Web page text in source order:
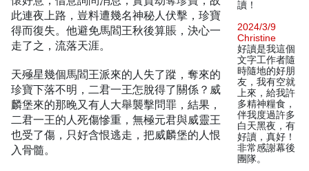
此連夜上路，豈料遭幾名神秘人伏擊，珍寶
得而復失。他避免馬閻王秋後算賬，決心一
走了之，流落天涯。
天殛星幾個馬閻王派來的人失了蹤，奪來的
珍寶下落不明，二君一王怎脫得了關係？威
麟堡來的那晚又有人大舉襲擊問罪，結果，
二君一王的人死傷慘重，無極元君與威靈王
也受了傷，只好含恨逃走，把威麟堡的人恨
入骨髓。
讀！
2024/3/9
Christine
好讀是我這個
文字工作者隨
時隨地的好朋
友，我有空就
上來，給我許
多精神糧食，
伴我度過許多
白天黑夜，有
好讀，真好！
非常感謝幕後
團隊。